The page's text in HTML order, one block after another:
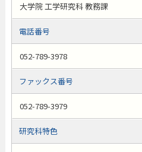
大学院 工学研究科 教務課
電話番号
052-789-3978
ファックス番号
052-789-3979
研究科特色